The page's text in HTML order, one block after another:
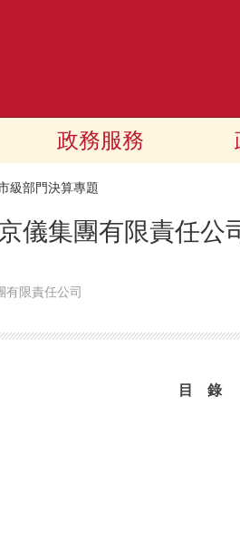
政務服務
級部門決算專題
儀集團有限責任公
有限責任公司
目 錄